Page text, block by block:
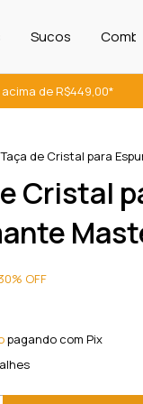
Sucos
acima de R$449,00*
Taça de Cristal para
Cristal
% OFF
pagando com Pix